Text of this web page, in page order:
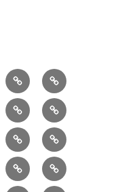
4/10：
Ｈ
Ｍ
Ｂ
教
室
5/10：
事
業
creema
で
販
売
中
の
①
入
園
バ
ッ
グ
⑥
小
動
物
⑦
リ
ュ
ッ
⑫
ポ
⑬
ボ